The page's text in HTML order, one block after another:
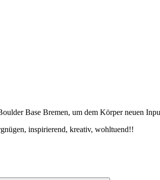
Base Bremen, um dem Körper neuen
inspirierend, kreativ, wohltuend!!